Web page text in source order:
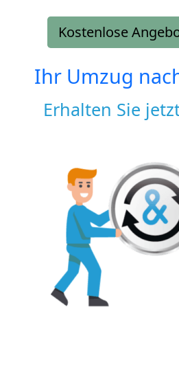
Kostenlose
Ihr Umzug
Erhalten Sie